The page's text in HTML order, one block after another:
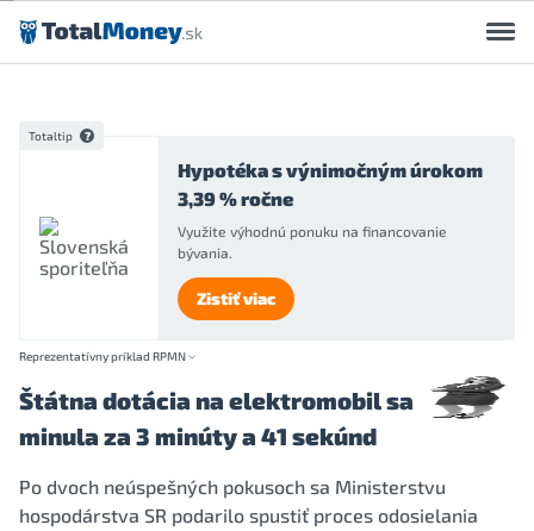
Preskočiť na obsah
Totaltip
Hypotéka s výnimočným úrokom
3,39 % ročne
Využite výhodnú ponuku na financovanie
bývania.
Zistiť viac
Reprezentatívny príklad RPMN
Štátna dotácia na elektromobil sa
minula za 3 minúty a 41 sekúnd
Po dvoch neúspešných pokusoch sa Ministerstvu
hospodárstva SR podarilo spustiť proces odosielania